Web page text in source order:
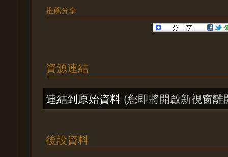
推薦分享
資源連結
連結到原始資料 (您即將開啟新視窗離
後設資料